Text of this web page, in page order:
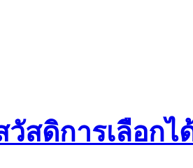
สดิการเลือกไ